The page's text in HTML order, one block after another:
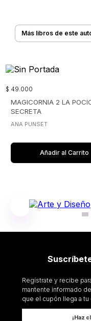
Más libros de este
$ 49.000
MAGICORNIA 2 LA
SECRETA
ANA PUNSET
Añadir al Carrito
Regístrate y recibe
mantente informado
que el cupón llega a
¡Haz